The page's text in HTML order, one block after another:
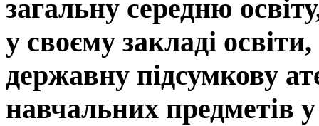
загальну середню
у своєму закладі
державну підсумкову
навчальних предметів